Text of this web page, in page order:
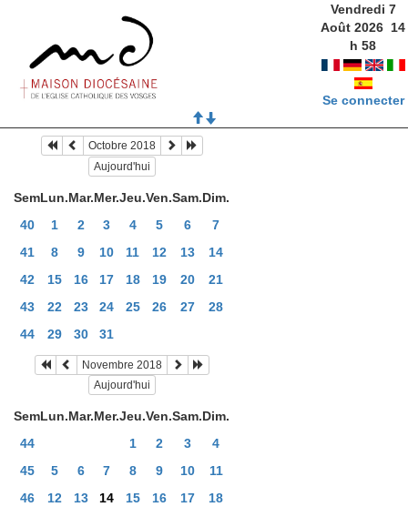
Vendredi 7
Août 2026 14
h58
Se connecter
Octobre 2018
Aujourd'hui
SemLun.Mar.Mer.Jeu.Ven.Sam.Dim.
40
1 2 3 4 5 6
7
41
8 9 10 11 12 13
14
42
15 16 17 18 19 20
21
43
22 23 24 25 26 27
28
44
29 30 31
Novembre 2018
Aujourd'hui
SemLun.Mar.Mer.Jeu.Ven.Sam.Dim.
44
1 2 3
4
45
5 6 7 8 9 10
11
46
12 13 14 15 16 17
18